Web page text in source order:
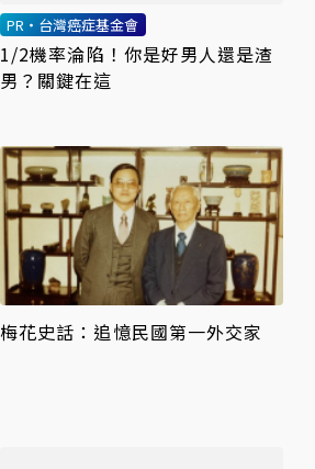
PR・台灣癌症基金會
1/2機率淪陷！你是好男人還是渣
男？關鍵在這
梅花史話：追憶民國第一外交家